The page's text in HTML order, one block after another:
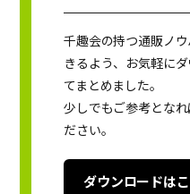
千趣会の持つ通販ノ
きるよう、お気軽に
てまとめました。
少しでもご参考とな
ださい。
ダウンロードは